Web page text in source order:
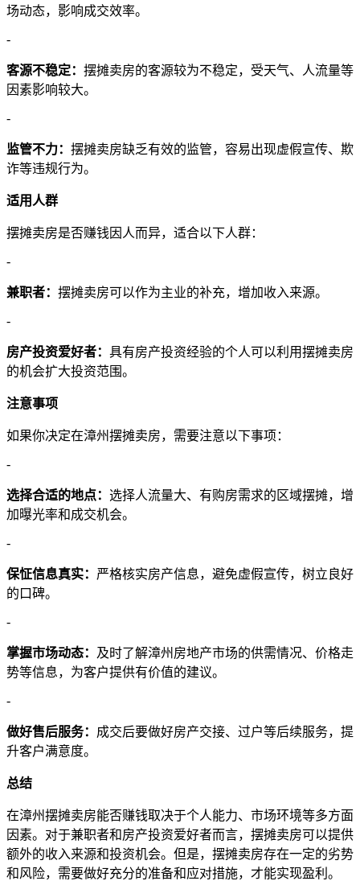
场动态，影响成交效率。
-
客源不稳定： 摆摊卖房的客源较为不稳定，受天气、人流量等
因素影响较大。
-
监管不力： 摆摊卖房缺乏有效的监管，容易出现虚假宣传、欺
诈等违规行为。
适用人群
摆摊卖房是否赚钱因人而异，适合以下人群：
-
兼职者： 摆摊卖房可以作为主业的补充，增加收入来源。
-
房产投资爱好者： 具有房产投资经验的个人可以利用摆摊卖房
的机会扩大投资范围。
注意事项
如果你决定在漳州摆摊卖房，需要注意以下事项：
-
选择合适的地点： 选择人流量大、有购房需求的区域摆摊，增
加曝光率和成交机会。
-
保怔信息真实： 严格核实房产信息，避免虚假宣传，树立良好
的口碑。
-
掌握市场动态： 及时了解漳州房地产市场的供需情况、价格走
势等信息，为客户提供有价值的建议。
-
做好售后服务： 成交后要做好房产交接、过户等后续服务，提
升客户满意度。
总结
在漳州摆摊卖房能否赚钱取决于个人能力、市场环境等多方面
因素。对于兼职者和房产投资爱好者而言，摆摊卖房可以提供
额外的收入来源和投资机会。但是，摆摊卖房存在一定的劣势
和风险，需要做好充分的准备和应对措施，才能实现盈利。